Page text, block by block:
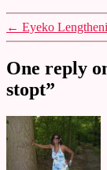
← Eyeko
One reply
stopt”